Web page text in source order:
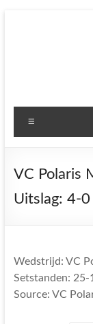
VC Polaris
Uitslag: 4-0
Wedstrijd: VC
Setstanden:
Source: VC